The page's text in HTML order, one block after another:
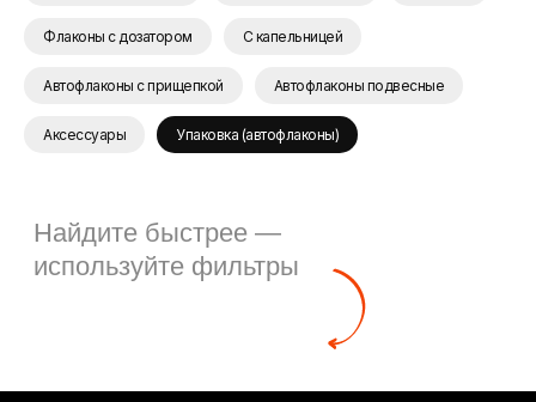
Флаконы с дозатором С капельницей
Автофлаконы с прищепкой Автофлаконы подвесные
Аксессуары Упаковка (автофлаконы)
используйте фильтры
FLX-SHOP